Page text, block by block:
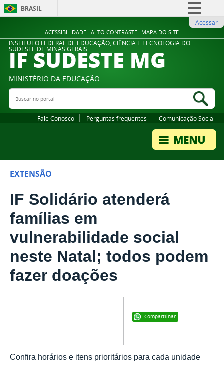
ACESSIBILIDADE ALTO CONTRASTE MAPA DO SITE
BRASIL
Comunica BR
Participe
Legislação
Acessar
INSTITUTO FEDERAL DE EDUCAÇÃO, CIÊNCIA E TECNOLOGIA DO
SUDESTE DE MINAS GERAIS
IF SUDESTE MG
MINISTÉRIO DA EDUCAÇÃO
Buscar no portal
Fale Conosco Perguntas frequentes Comunicação Social
EXTENSÃO
IF Solidário atenderá
famílias em
vulnerabilidade social
neste Natal; todos podem
fazer doações
Compartilhar
Confira horários e itens prioritários para cada unidade